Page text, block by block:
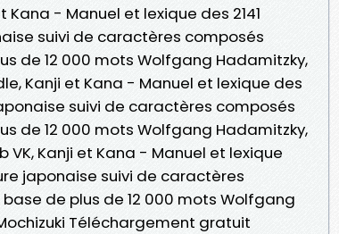
Kana - Manuel et lexique des 2141
suivi de caractères composés
de 12 000 mots Wolfgang Hadamitzky,
Kanji et Kana - Manuel et lexique des
suivi de caractères composés
de 12 000 mots Wolfgang Hadamitzky,
VK, Kanji et Kana - Manuel et lexique
japonaise suivi de caractères
de plus de 12 000 mots Wolfgang
Téléchargement gratuit